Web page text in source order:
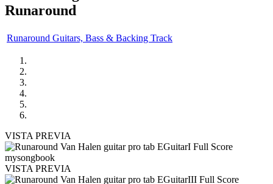
Runaround
Runaround Guitars, Bass & Backing Track
VISTA PREVIA
VISTA PREVIA